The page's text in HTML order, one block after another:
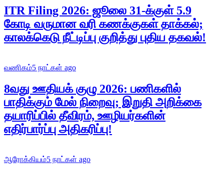
ITR Filing 2026: ஜூலை 31-க்குள் 5.9
கோடி வருமான வரி கணக்குகள் தாக்கல்;
காலக்கெடு நீட்டிப்பு குறித்து புதிய தகவல்!
வணிகம்5 நாட்கள் ago
8வது ஊதியக் குழு 2026: பணிகளில்
பாதிக்கும் மேல் நிறைவு; இறுதி அறிக்கை
தயாரிப்பில் தீவிரம், ஊழியர்களின்
எதிர்பார்ப்பு அதிகரிப்பு!
ஆரோக்கியம்5 நாட்கள் ago